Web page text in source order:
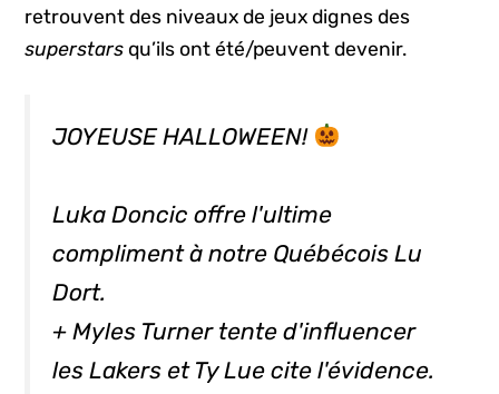
retrouvent des niveaux de jeux dignes des
superstars qu’ils ont été/peuvent devenir.
JOYEUSE HALLOWEEN!
Luka Doncic offre l'ultime
compliment à notre Québécois Lu
Dort.
+ Myles Turner tente d'influencer
les Lakers et Ty Lue cite l'évidence.